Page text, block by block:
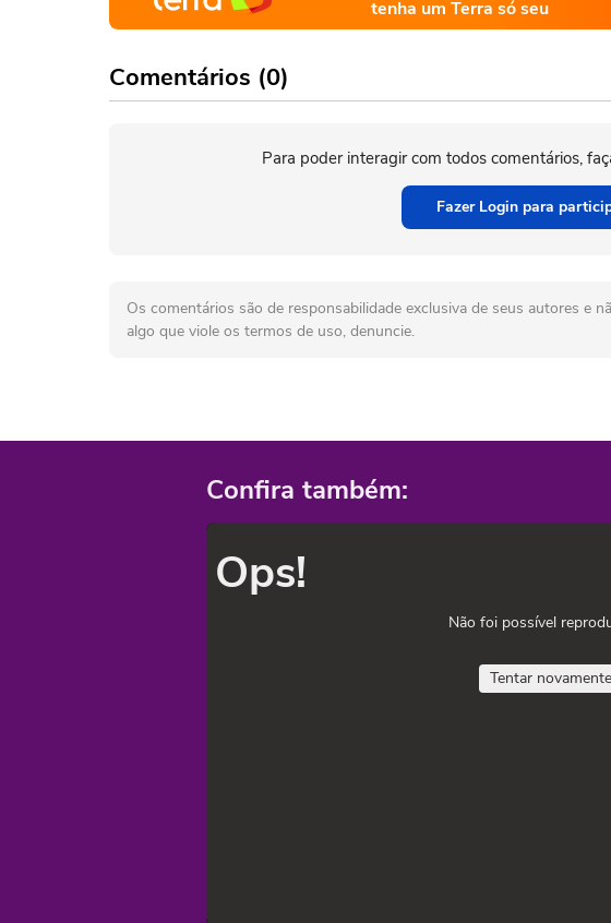
tenha um Terra só seu
Comentários (0)
Para poder interagir com todos comentários,
Fazer Login para
Os comentários são de responsabilidade exclusiva de seus autores e
algo que viole os termos de uso, denuncie.
Confira também:
Ops!
Não foi possível
Tentar novamente